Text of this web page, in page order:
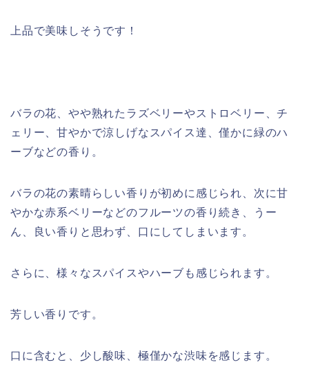
上品で美味しそうです！
バラの花、やや熟れたラズベリーやストロベリー、チ
ェリー、甘やかで涼しげなスパイス達、僅かに緑のハ
ーブなどの香り。
バラの花の素晴らしい香りが初めに感じられ、次に甘
やかな赤系ベリーなどのフルーツの香り続き、うー
ん、良い香りと思わず、口にしてしまいます。
さらに、様々なスパイスやハーブも感じられます。
芳しい香りです。
口に含むと、少し酸味、極僅かな渋味を感じます。